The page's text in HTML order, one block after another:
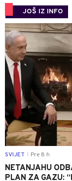
JOŠ IZ INFO
SVIJET Pre 8 h
NETANJAHU
PLAN ZA GAZU: